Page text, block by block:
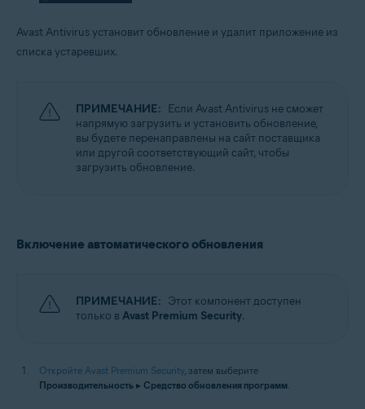
Avast Antivirus установит обновление и удалит приложение из
списка устаревших.
ПРИМЕЧАНИЕ: Если Avast Antivirus не сможет
напрямую загрузить и установить обновление,
вы будете перенаправлены на сайт поставщика
или другой соответствующий сайт, чтобы
загрузить обновление.
Включение автоматического обновления
ПРИМЕЧАНИЕ: Этот компонент доступен
только в Avast Premium Security.
Откройте Avast Premium Security, затем выберите
Производительность ▸ Средство обновления программ.